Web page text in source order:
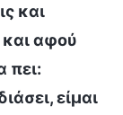
και
και αφού
πει:
είμαι